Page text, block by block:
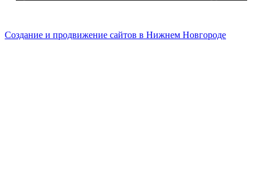
Создание и продвижение сайтов в Нижнем Новгороде